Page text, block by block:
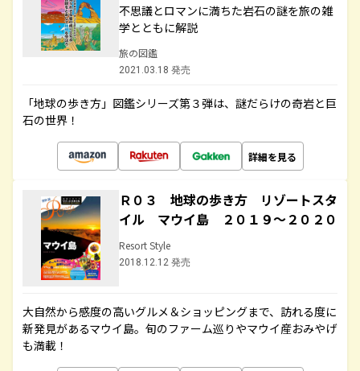
不思議とロマンに満ちた岩石の謎を旅の雑
学とともに解説
旅の図鑑
2021.03.18 発売
「地球の歩き方」図鑑シリーズ第３弾は、謎だらけの奇岩と巨
石の世界！
詳細を見る
Ｒ０３ 地球の歩き方 リゾートスタ
イル マウイ島 ２０１９～２０２０
Resort Style
2018.12.12 発売
大自然から感度の高いグルメ＆ショッピングまで、訪れる度に
新発見があるマウイ島。旬のファーム巡りやマウイ産おみやげ
も満載！